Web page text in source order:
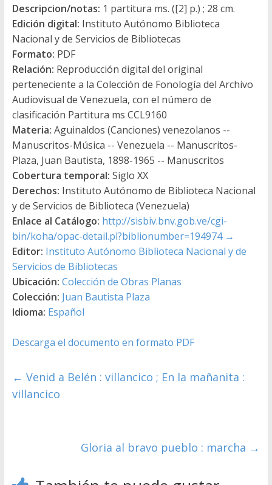
Descripcion/notas: 1 partitura ms. ([2] p.) ; 28 cm.
Edición digital: Instituto Autónomo Biblioteca
Nacional y de Servicios de Bibliotecas
Formato: PDF
Relación: Reproducción digital del original
perteneciente a la Colección de Fonología del Archivo
Audiovisual de Venezuela, con el número de
clasificación Partitura ms CCL9160
Materia: Aguinaldos (Canciones) venezolanos --
Manuscritos-Música -- Venezuela -- Manuscritos-
Plaza, Juan Bautista, 1898-1965 -- Manuscritos
Cobertura temporal: Siglo XX
Derechos: Instituto Autónomo de Biblioteca Nacional
y de Servicios de Biblioteca (Venezuela)
Enlace al Catálogo: http://sisbiv.bnv.gob.ve/cgi-
bin/koha/opac-detail.pl?biblionumber=194974 →
Editor: Instituto Autónomo Biblioteca Nacional y de
Servicios de Bibliotecas
Ubicación: Colección de Obras Planas
Colección: Juan Bautista Plaza
Idioma: Español
Descarga el documento en formato PDF
← Venid a Belén : villancico ; En la mañanita :
villancico
Gloria al bravo pueblo : marcha →